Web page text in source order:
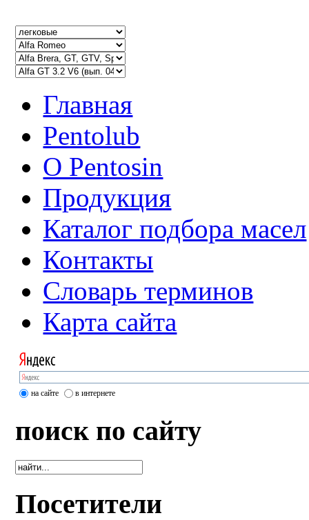
Главная
Pentolub
О Pentosin
Продукция
Каталог подбора масел
Контакты
Словарь терминов
Карта сайта
на сайте в интернете
поиск по сайту
Посетители